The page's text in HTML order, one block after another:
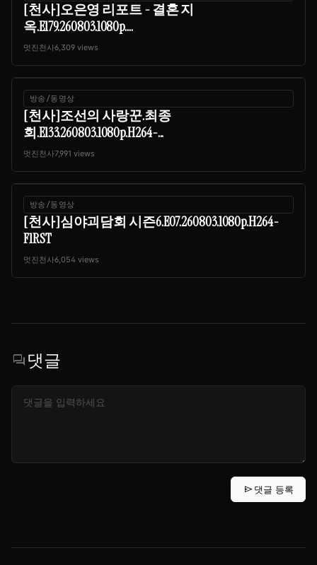
[천사]오은영 리포트 - 결혼 지
옥.E179.260803.1080p....
멋진천사6,309 views
방송/동영상
[천사]조선의 사랑꾼.최종
회.E133.260803.1080p.H264-...
멋진천사7,991 views
방송/동영상
[천사]심야괴담회 시즌6.E07.260803.1080p.H264-
F1RST
멋진천사6,054 views
forum댓글
send댓글 등록